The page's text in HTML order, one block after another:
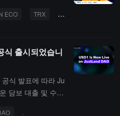
ECO TRX JustLendDAO
출시되었습니
식 발표에 따라 Ju
담보 대출 및 수익